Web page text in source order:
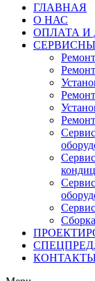
ГЛАВНАЯ
О НАС
ОПЛАТА И